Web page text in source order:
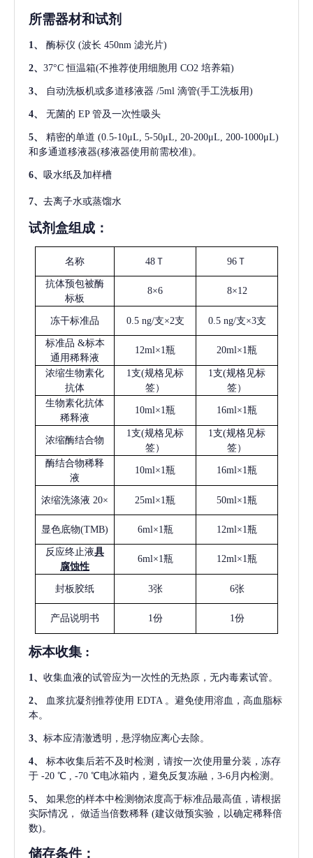
所需器材和试剂
1、 酶标仪 (波长 450nm 滤光片)
2、 37°C 恒温箱(不推荐使用细胞用 CO2 培养箱)
3、 自动洗板机或多道移液器 /5ml 滴管(手工洗板用)
4、 无菌的 EP 管及一次性吸头
5、 精密的单道 (0.5-10μL, 5-50μL, 20-200μL, 200-1000μL)
和多通道移液器(移液器使用前需校准)。
6、 吸水纸及加样槽
7、 去离子水或蒸馏水
试剂盒组成：
名称 48Ｔ 96Ｔ
抗体预包被酶
标板
8×6 8×12
冻干标准品 0.5 ng/支×2支 0.5 ng/支×3支
标准品 &标本
通用稀释液
12ml×1瓶 20ml×1瓶
浓缩生物素化
抗体
1支(规格见标
签）
1支(规格见标
签）
生物素化抗体
稀释液
10ml×1瓶 16ml×1瓶
浓缩酶结合物
1支(规格见标
签）
1支(规格见标
签）
酶结合物稀释
液
10ml×1瓶 16ml×1瓶
浓缩洗涤液 20× 25ml×1瓶 50ml×1瓶
显色底物(TMB) 6ml×1瓶 12ml×1瓶
反应终止液具
腐蚀性
6ml×1瓶 12ml×1瓶
封板胶纸 3张 6张
产品说明书 1份 1份
标本收集 :
1 、 收集血液的试管应为一次性的无热原，无内毒素试管。
2、 血浆抗凝剂推荐使用 EDTA 。避免使用溶血，高血脂标
本。
3、 标本应清澈透明，悬浮物应离心去除。
4、
标本收集后若不及时检测，请按一次使用量分装，冻存
于 -20 ℃ , -70 ℃电冰箱内，避免反复冻融，3-6月内检测。
5、
如果您的样本中检测物浓度高于标准品最高值，请根据
实际情况，
做适当倍数稀释 (建议做预实验，以确定稀释倍
数)。
储存条件：